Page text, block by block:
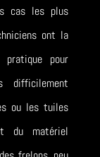
cas les plus
ont la
pratique pour
difficilement
ou les tuiles
du matériel